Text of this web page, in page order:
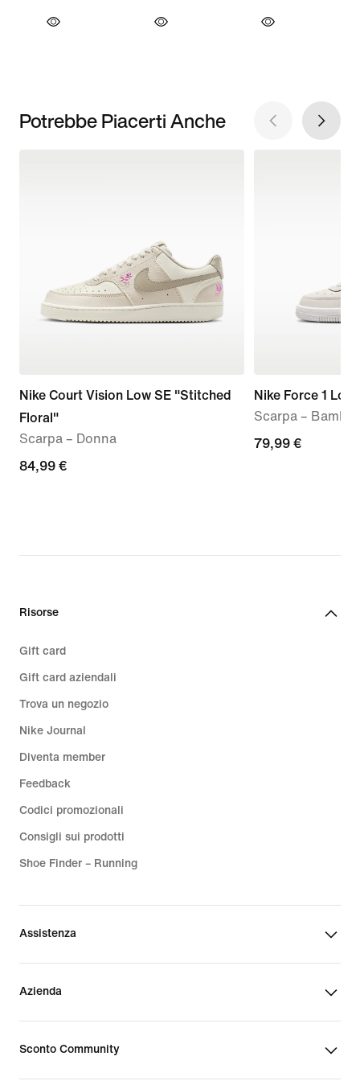
Potrebbe Piacerti Anche
Nike Court Vision Low SE "Stitched
Floral"
Scarpa – Donna
84,99
84,99 €
Nike Force 1 Low
Scarpa –
79,99
79,99 €
Risorse
Gift card
Gift card aziendali
Trova un negozio
Nike Journal
Diventa member
Feedback
Codici promozionali
Consigli sui prodotti
Shoe Finder – Running
Assistenza
Azienda
Sconto Community